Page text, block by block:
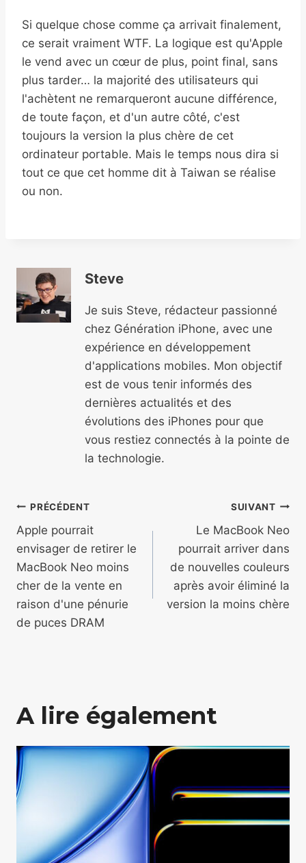
Si quelque chose comme ça arrivait finalement,
ce serait vraiment WTF. La logique est qu'Apple
le vend avec un cœur de plus, point final, sans
plus tarder… la majorité des utilisateurs qui
l'achètent ne remarqueront aucune différence,
de toute façon, et d'un autre côté, c'est
toujours la version la plus chère de cet
ordinateur portable. Mais le temps nous dira si
tout ce que cet homme dit à Taiwan se réalise
ou non.
Steve
Je suis Steve, rédacteur passionné
chez Génération iPhone, avec une
expérience en développement
d'applications mobiles. Mon objectif
est de vous tenir informés des
dernières actualités et des
évolutions des iPhones pour que
vous restiez connectés à la pointe de
la technologie.
Navigation
de
l’article
PRÉCÉDENT
Apple pourrait
envisager de retirer le
MacBook Neo moins
cher de la vente en
raison d'une pénurie
de puces DRAM
SUIVANT
Le MacBook Neo
pourrait arriver dans
de nouvelles couleurs
après avoir éliminé la
version la moins chère
A lire également